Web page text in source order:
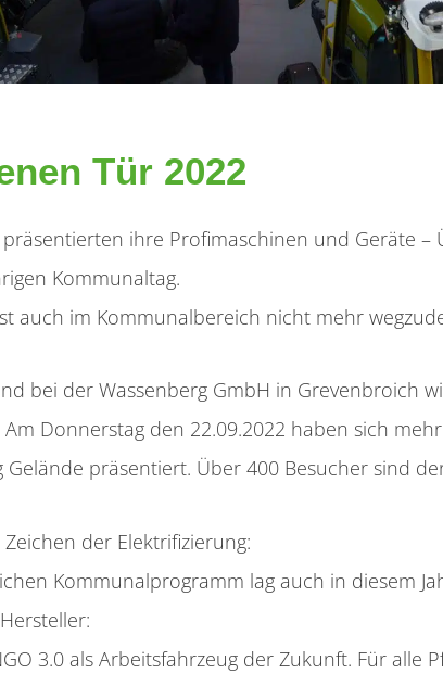
Tür 2022
ihre Profimaschinen und Geräte –
Kommunaltag.
auch im Kommunalbereich nicht mehr
bei der Wassenberg GmbH in Grevenbroich
Donnerstag den 22.09.2022 haben sich
Gelände präsentiert. Über 400 Besucher sind
der Elektrifizierung:
Kommunalprogramm lag auch in diesem
3.0 als Arbeitsfahrzeug der Zukunft. Für alle